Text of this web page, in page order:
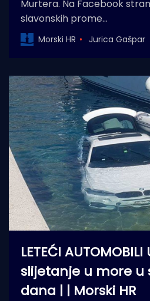
Murtera. Na Facebook
slavonskih prome…
Morski HR Jurica Gašpar
LETEĆI
slijetanje u more u
dana | | Morski HR